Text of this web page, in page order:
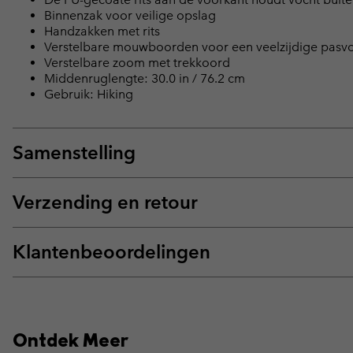
Binnenzak voor veilige opslag
Handzakken met rits
Verstelbare mouwboorden voor een veelzijdige
Verstelbare zoom met trekkoord
Middenruglengte: 30.0 in / 76.2 cm
Gebruik: Hiking
Samenstelling
Verzending en retour
Klantenbeoordelingen
Ontdek Meer